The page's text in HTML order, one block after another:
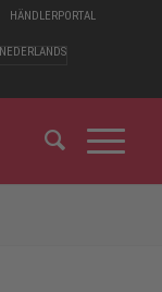
HÄNDLERPORTAL